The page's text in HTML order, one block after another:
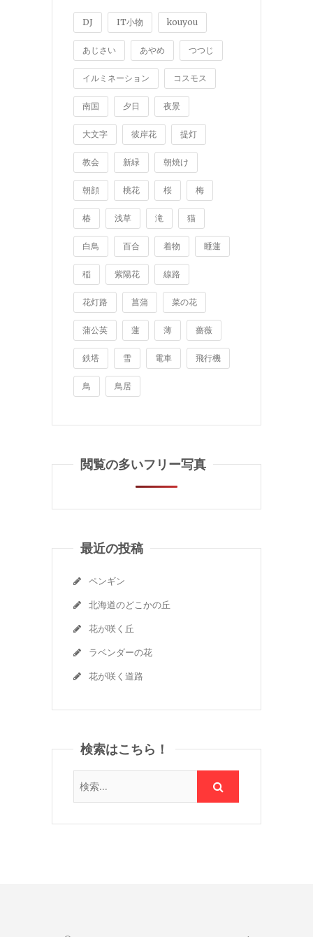
DJ IT小物 kouyou
あじさい あやめ つつじ
イルミネーション コスモス
南国 夕日 夜景
大文字 彼岸花 提灯
教会 新緑 朝焼け
朝顔 桃花 桜 梅
椿 浅草 滝 猫
白鳥 百合 着物 睡蓮
稲 紫陽花 線路
花灯路 菖蒲 菜の花
蒲公英 蓮 薄 薔薇
鉄塔 雪 電車 飛行機
鳥 鳥居
閲覧の多いフリー写真
最近の投稿
ペンギン
北海道のどこかの丘
花が咲く丘
ラベンダーの花
花が咲く道路
検索はこちら！